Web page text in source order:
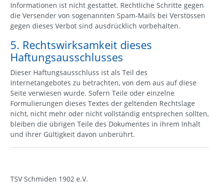
Informationen ist nicht gestattet. Rechtliche Schritte gegen
die Versender von sogenannten Spam-Mails bei Verstössen
gegen dieses Verbot sind ausdrücklich vorbehalten.
5. Rechtswirksamkeit dieses
Haftungsausschlusses
Dieser Haftungsausschluss ist als Teil des
Internetangebotes zu betrachten, von dem aus auf diese
Seite verwiesen wurde. Sofern Teile oder einzelne
Formulierungen dieses Textes der geltenden Rechtslage
nicht, nicht mehr oder nicht vollständig entsprechen sollten,
bleiben die übrigen Teile des Dokumentes in ihrem Inhalt
und ihrer Gültigkeit davon unberührt.
TSV Schmiden 1902 e.V.